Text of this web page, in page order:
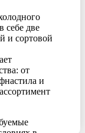
себе две
и сортовой
от
и